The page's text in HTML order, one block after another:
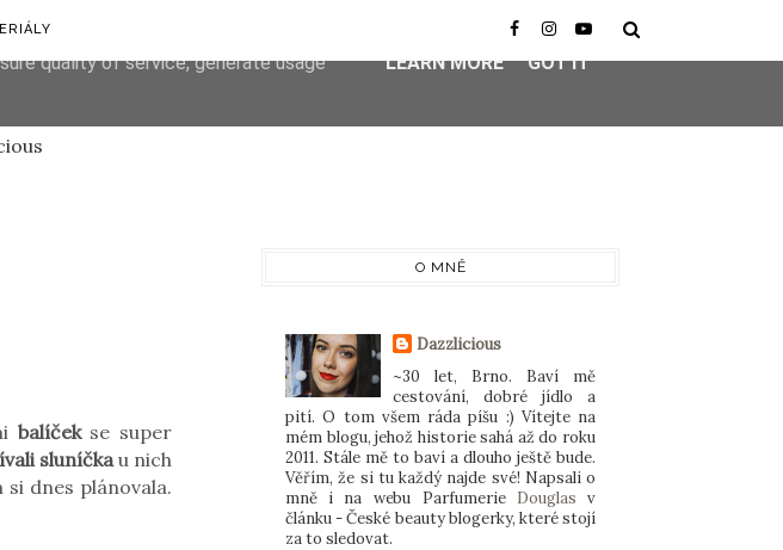
balíčekse super
sluníčkau nich
dnes plánovala.
O MNĚ
Dazzlicious
~30 let, Brno. Baví mě
cestování, dobré jídlo a
pití. O tom všem ráda píšu :) Vítejte na
mém blogu, jehož historie sahá až do roku
2011. Stále mě to baví a dlouho ještě bude.
Věřím, že si tu každý najde své! Napsali o
mně i na webu Parfumerie Douglas v
článku - České beauty blogerky, které stojí
za to sledovat.
Your IP address and user-agent
quality of service, generate usage
LEARN MORE GOT IT